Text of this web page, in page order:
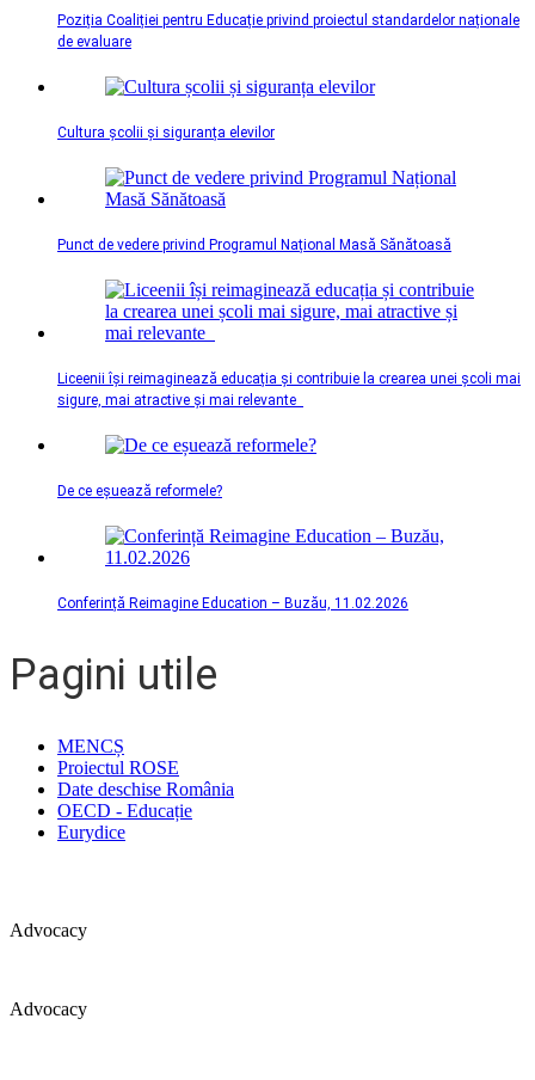
Poziția Coaliției pentru Educație privind proiectul standardelor naționale
de evaluare
Cultura școlii și siguranța elevilor
Punct de vedere privind Programul Național Masă Sănătoasă
Liceenii își reimaginează educația și contribuie la crearea unei școli mai
sigure, mai atractive și mai relevante
De ce eșuează reformele?
Conferință Reimagine Education – Buzău, 11.02.2026
Pagini utile
MENCȘ
Proiectul ROSE
Date deschise România
OECD - Educație
Eurydice
Advocacy
Advocacy